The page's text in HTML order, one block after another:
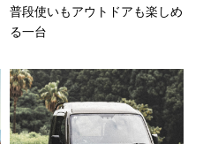
普段使いもアウトドアも楽しめ
る一台